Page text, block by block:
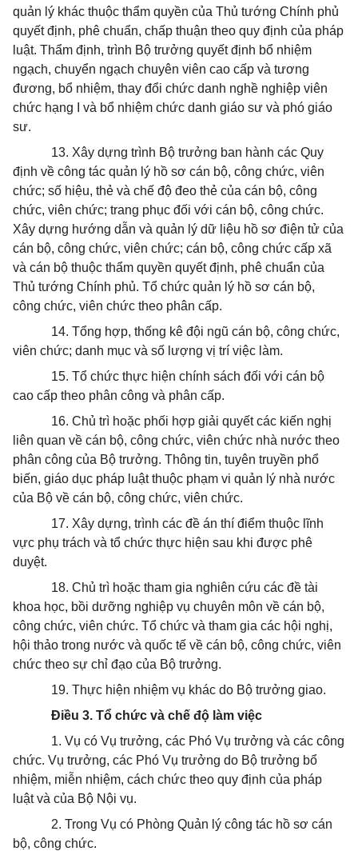
quản lý khác thuộc thẩm quyền của Thủ tướng Chính phủ
quyết định, phê chuẩn, chấp thuận theo quy định của pháp
luật. Thẩm định, trình Bộ trưởng quyết định bổ nhiệm
ngạch, chuyển ngạch chuyên viên cao cấp và tương
đương, bổ nhiệm, thay đổi chức danh nghề nghiệp viên
chức hạng I và bổ nhiệm chức danh giáo sư và phó giáo
sư.
13. Xây dựng trình Bộ trưởng ban hành các Quy
định về công tác quản lý hồ sơ cán bộ, công chức, viên
chức; số hiệu, thẻ và chế độ đeo thẻ của cán bộ, công
chức, viên chức; trang phục đối với cán bộ, công chức.
Xây dựng hướng dẫn và quản lý dữ liệu hồ sơ điện tử của
cán bộ, công chức, viên chức; cán bộ, công chức cấp xã
và cán bộ thuộc thẩm quyền quyết định, phê chuẩn của
Thủ tướng Chính phủ. Tổ chức quản lý hồ sơ cán bộ,
công chức, viên chức theo phân cấp.
14. Tổng hợp, thống kê đội ngũ cán bộ, công chức,
viên chức; danh mục và số lượng vị trí việc làm.
15. Tổ chức thực hiện chính sách đối với cán bộ
cao cấp theo phân công và phân cấp.
16. Chủ trì hoặc phối hợp giải quyết các kiến nghị
liên quan về cán bộ, công chức, viên chức nhà nước theo
phân công của Bộ trưởng. Thông tin, tuyên truyền phổ
biến, giáo dục pháp luật thuộc phạm vi quản lý nhà nước
của Bộ về cán bộ, công chức, viên chức.
17. Xây dựng, trình các đề án thí điểm thuộc lĩnh
vực phụ trách và tổ chức thực hiện sau khi được phê
duyệt.
18. Chủ trì hoặc tham gia nghiên cứu các đề tài
khoa học, bồi dưỡng nghiệp vụ chuyên môn về cán bộ,
công chức, viên chức. Tổ chức và tham gia các hội nghị,
hội thảo trong nước và quốc tế về cán bộ, công chức, viên
chức theo sự chỉ đạo của Bộ trưởng.
19. Thực hiện nhiệm vụ khác do Bộ trưởng giao.
Điều 3. Tổ chức và chế độ làm việc
1. Vụ có Vụ trưởng, các Phó Vụ trưởng và các công
chức. Vụ trưởng, các Phó Vụ trưởng do Bộ trưởng bổ
nhiệm, miễn nhiệm, cách chức theo quy định của pháp
luật và của Bộ Nội vụ.
2. Trong Vụ có Phòng Quản lý công tác hồ sơ cán
bộ, công chức.